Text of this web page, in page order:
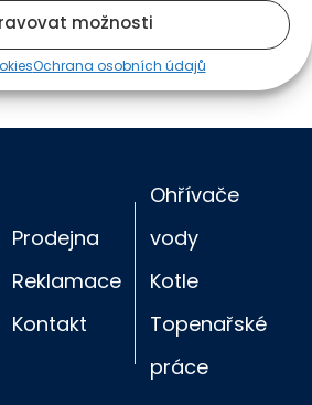
možnosti
Ochrana osobních údajů
Prodejna
Reklamace
Kontakt
Ohřívače
vody
Kotle
Topenařské
práce